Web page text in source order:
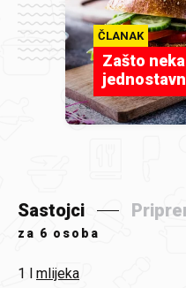
ČLANAK
Zašto
Sastojci
za 6 osoba
1 l mlijeka